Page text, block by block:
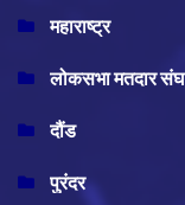
महाराष्ट्र
लोकसभा मतदार संघ
दौंड
पुरंदर